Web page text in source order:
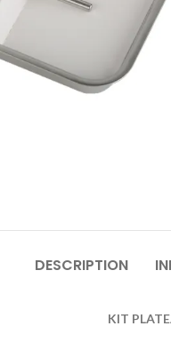
DESCRIPTION
KIT